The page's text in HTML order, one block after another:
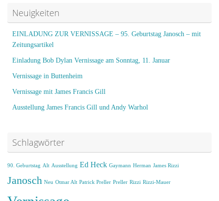
Neuigkeiten
EINLADUNG ZUR VERNISSAGE – 95. Geburtstag Janosch – mit
Zeitungsartikel
Einladung Bob Dylan Vernissage am Sonntag, 11. Januar
Vernissage in Buttenheim
Vernissage mit James Francis Gill
Ausstellung James Francis Gill und Andy Warhol
Schlagwörter
90. Geburtstag Alt Ausstellung Ed Heck Gaymann Herman James Rizzi
Janosch Neu Otmar Alt Patrick Preller Preller Rizzi Rizzi-Mauer